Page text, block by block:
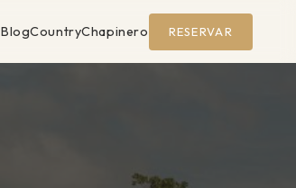
BlogCountryChapinero RESERVAR